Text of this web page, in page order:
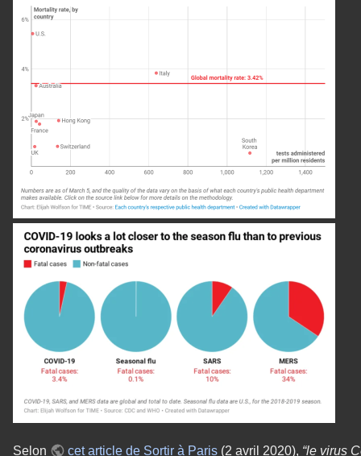
Selon cet article de Sortir à Paris (2 avril 2020), “le virus